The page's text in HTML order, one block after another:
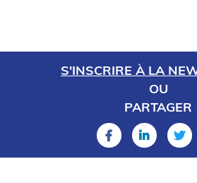
S'INSCRIRE À LA
OU
PARTAGER